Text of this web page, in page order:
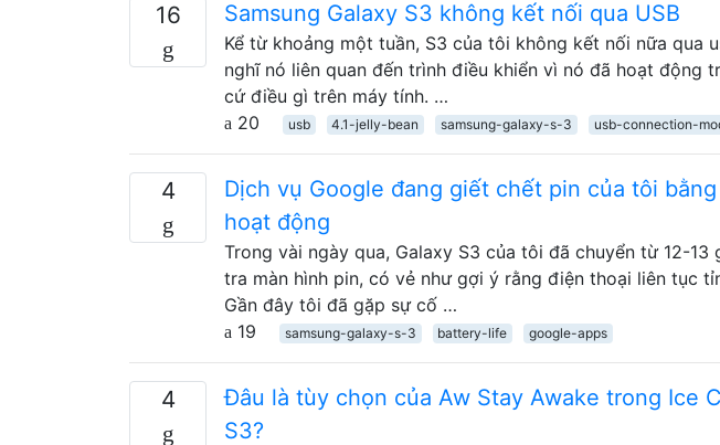
16 Samsung Galaxy S3 không kết nối qua USB
Kể từ khoảng một tuần, S3 của tôi không kết nối nữa qua
nghĩ nó liên quan đến trình điều khiển vì nó đã hoạt động
cứ điều gì trên máy tính. …
20
usb 4.1-jelly-bean samsung-galaxy-s-3 usb-connection-
4
Dịch vụ Google đang giết chết pin của tôi
hoạt động
Trong vài ngày qua, Galaxy S3 của tôi đã chuyển từ 12-
tra màn hình pin, có vẻ như gợi ý rằng điện thoại liên tục
Gần đây tôi đã gặp sự cố …
19
samsung-galaxy-s-3 battery-life google-apps
4
Đâu là tùy chọn của Aw Stay Awake trong Ice
S3?